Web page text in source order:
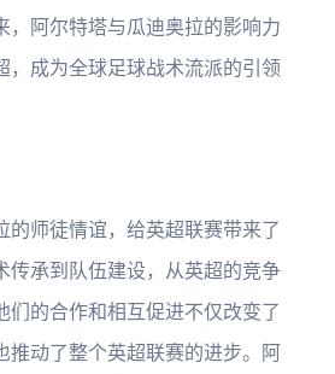
，阿尔特塔与瓜迪奥拉的影响力
，成为全球足球战术流派的引领
的师徒情谊，给英超联赛带来了
传承到队伍建设，从英超的竞争
们的合作和相互促进不仅改变了
推动了整个英超联赛的进步。阿